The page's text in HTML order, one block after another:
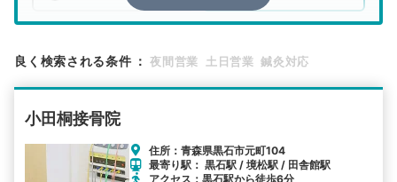
検索する
その他の検索方法
良く検索される条件 ： 夜間営業 土日営業 鍼灸対応
小田桐接骨院
住所：青森県黒石市元町104
最寄り駅： 黒石駅 / 境松駅 / 田舎館駅
アクセス：黒石駅から徒歩6分